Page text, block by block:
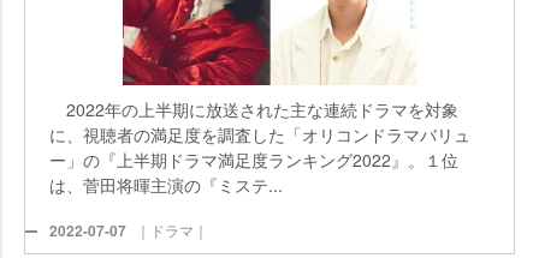
2022年の上半期に放送された主な連続ドラマを対象
に、視聴者の満足度を調査した「オリコンドラマバリュ
ー」の『上半期ドラマ満足度ランキング2022』。１位
は、菅田将暉主演の『ミステ...
2022-07-07 ｜ドラマ｜